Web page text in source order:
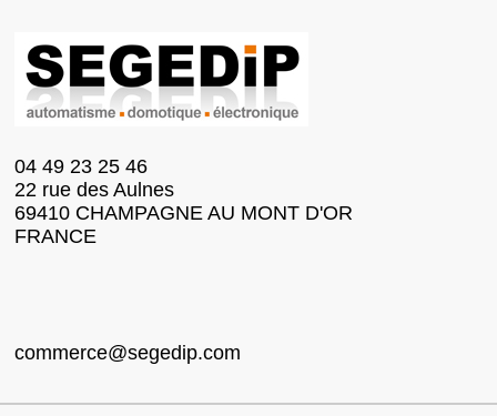
04 49 23 25 46
22 rue des Aulnes
69410 CHAMPAGNE AU MONT D'OR
FRANCE
commerce@segedip.com